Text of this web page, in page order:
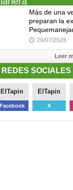
Más de una
preparan la
🕔 29/07/2026
Leer
REDES SOCIALES
ElTapin
Facebook
ElTapin
X